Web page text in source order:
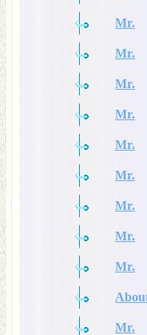
Mr.
Mr.
Mr.
Mr.
Mr.
Mr.
Mr.
Mr.
Mr.
Mr.